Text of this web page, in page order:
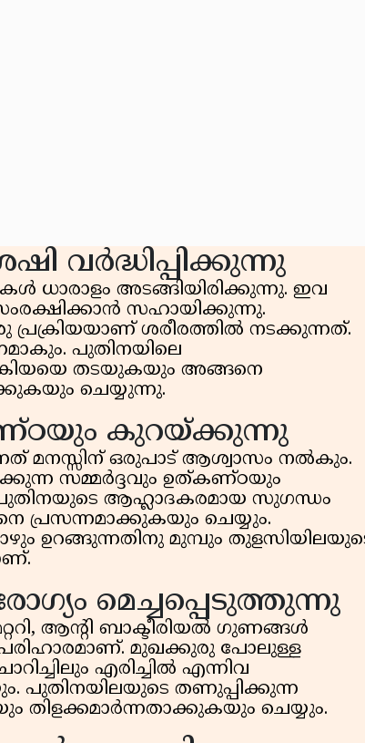
വർദ്ധിപ്പിക്കുന്നു
അടങ്ങിയിരിക്കുന്നു. ഇവ
സഹായിക്കുന്നു.
ശരീരത്തിൽ നടക്കുന്നത്.
പുതിനയിലെ
തടയുകയും അങ്ങനെ
ചെയ്യുന്നു.
കുറയ്ക്കുന്നു
മനസ്സിന് ഒരുപാട് ആശ്വാസം നൽകും.
സമ്മർദ്ദവും ഉത്കണ്ഠയും
ആഹ്ലാദകരമായ സുഗന്ധം
പ്രസന്നമാക്കുകയും ചെയ്യും.
ഉറങ്ങുന്നതിനു മുമ്പും
മെച്ചപ്പെടുത്തുന്നു
ആന്റി ബാക്ടീരിയൽ ഗുണങ്ങൾ
പരിഹാരമാണ്. മുഖക്കുരു പോലുള്ള
എരിച്ചിൽ എന്നിവ
പുതിനയിലയുടെ തണുപ്പിക്കുന്ന
തിളക്കമാർന്നതാക്കുകയും ചെയ്യും.